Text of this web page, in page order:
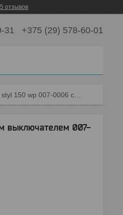
5 отзывов
31 +375 (29) 578-60-01
Вентилятор dospel styl 150 wp 007-0006 со шнурковым выключателем 007-0006
выключателем 007-